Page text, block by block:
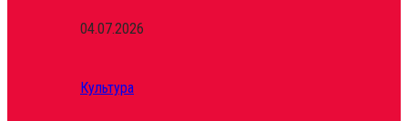
04.07.2026
Культура